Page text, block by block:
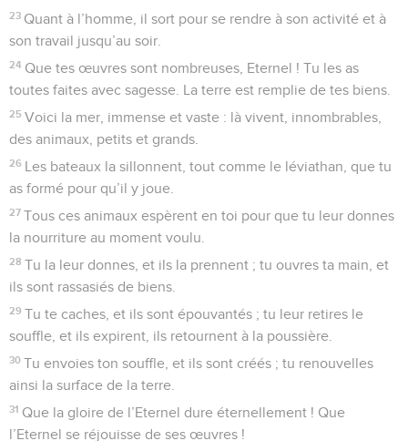
23 Quant à l’homme, il sort pour se rendre à son activité et à
son travail jusqu’au soir.
24 Que tes œuvres sont nombreuses, Eternel ! Tu les as
toutes faites avec sagesse. La terre est remplie de tes biens.
25 Voici la mer, immense et vaste : là vivent, innombrables,
des animaux, petits et grands.
26 Les bateaux la sillonnent, tout comme le léviathan, que tu
as formé pour qu’il y joue.
27 Tous ces animaux espèrent en toi pour que tu leur donnes
la nourriture au moment voulu.
28 Tu la leur donnes, et ils la prennent ; tu ouvres ta main, et
ils sont rassasiés de biens.
29 Tu te caches, et ils sont épouvantés ; tu leur retires le
souffle, et ils expirent, ils retournent à la poussière.
30 Tu envoies ton souffle, et ils sont créés ; tu renouvelles
ainsi la surface de la terre.
31 Que la gloire de l’Eternel dure éternellement ! Que
l’Eternel se réjouisse de ses œuvres !